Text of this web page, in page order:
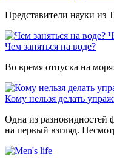
Представители науки из
Чем заняться на воде?
Во время отпуска на
Кому нельзя делать
Одна из разновидностей
на первый взгляд.